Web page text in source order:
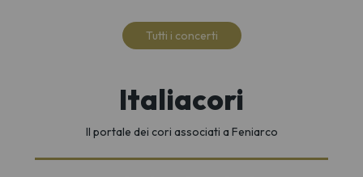
Tutti i concerti
Italiacori
Il portale dei cori associati a Feniarco